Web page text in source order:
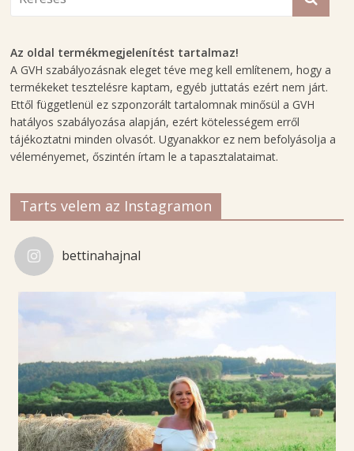
t
b
l
o
g
Az oldal termékmegjelenítést tartalmaz!
A GVH szabályozásnak eleget téve meg kell említenem, hogy a
termékeket tesztelésre kaptam, egyéb juttatás ezért nem járt.
Ettől függetlenül ez szponzorált tartalomnak minősül a GVH
hatályos szabályozása alapján, ezért kötelességem erről
tájékoztatni minden olvasót. Ugyanakkor ez nem befolyásolja a
véleményemet, őszintén írtam le a tapasztalataimat.
Tarts velem az Instagramon
bettinahajnal